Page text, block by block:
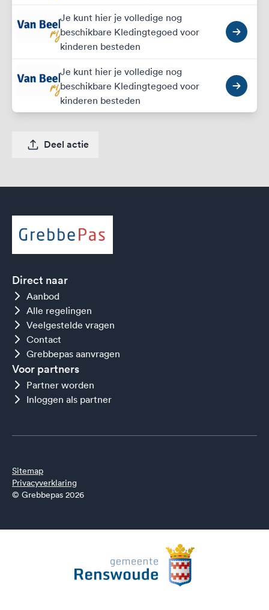
Je kunt hier je volledige nog
beschikbare Kledingtegoed voor
kinderen besteden
Je kunt hier je volledige nog
beschikbare Kledingtegoed voor
kinderen besteden
Deel actie
Direct naar
Aanbod
Alle regelingen
Veelgestelde vragen
Contact
Grebbepas aanvragen
Voor partners
Partner worden
Inloggen als partner
Sitemap
Privacyverklaring
© Grebbepas 2026